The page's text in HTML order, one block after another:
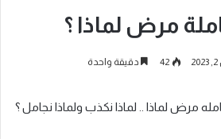
مرض لماذا ؟
42 دقيقة واحدة
مرض لماذا .. لماذا نكذب ولماذا نجامل ؟